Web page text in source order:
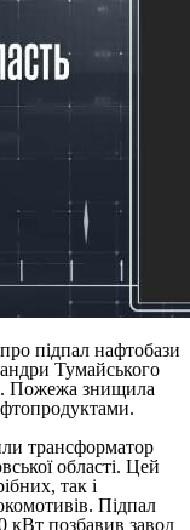
про підпал нафтобази
Тумайського
Пожежа знищила
трансформатор
області. Цей
так і
Підпал
кВт позбавив завод